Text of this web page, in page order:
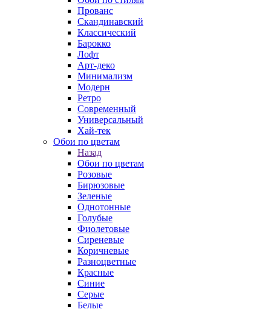
Прованс
Скандинавский
Классический
Барокко
Лофт
Арт-деко
Минимализм
Модерн
Ретро
Современный
Универсальный
Хай-тек
Обои по цветам
Назад
Обои по цветам
Розовые
Бирюзовые
Зеленые
Однотонные
Голубые
Фиолетовые
Сиреневые
Коричневые
Разноцветные
Красные
Синие
Серые
Белые